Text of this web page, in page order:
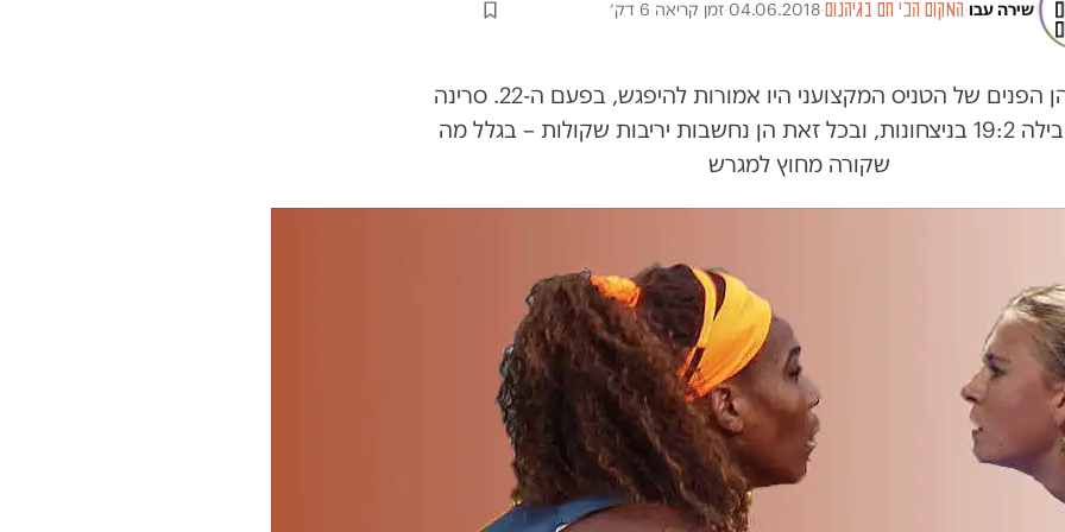
שירה עבו·המקום הכי חם בגיהנום·
04.06.2018
·זמן קריאה 6 דק׳
השתיים שהן הפנים של הטניס המקצועני היו אמורות להיפגש, בפעם ה-22. סרינה
ויליאמס מובילה 19:2 בניצחונות, ובכל זאת הן נחשבות יריבות שקולות – בגלל מה
שקורה מחוץ למגרש